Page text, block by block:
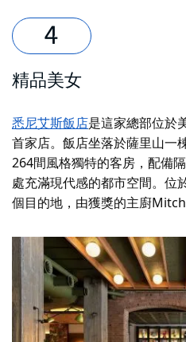
精品美女
悉尼艾斯飯店是這家總部位於
首家店。飯店坐落於薩里山一
264間風格獨特的客房，配備
處充滿現代感的都市空間。位
個目的地，由獲獎的主廚Mitch